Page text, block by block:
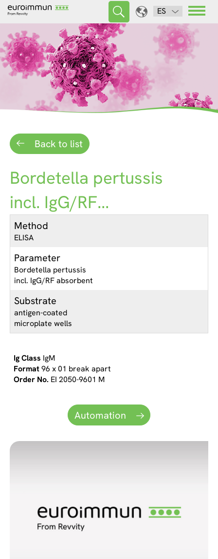
ES
Back to list
Bordetella pertussis
incl. IgG/RF...
Method
ELISA
Parameter
Bordetella pertussis
incl. IgG/RF absorbent
Substrate
antigen-coated
microplate wells
IgM
96 x 01 break apart
EI 2050-9601 M
Automation